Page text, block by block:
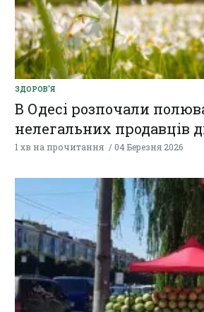
ЗДОРОВ'Я
В Одесі розпочали
нелегальних продавців
1 хв на прочитання 04 Березня 2026